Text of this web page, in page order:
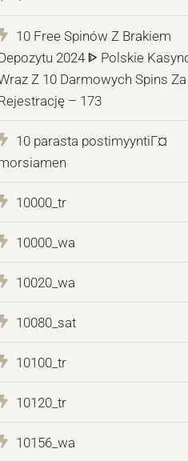
10 Free Spinów Z Brakiem
2024 ᐈ Polskie
Z 10 Darmowych Spins Za
– 173
10 parasta postimyyntiГ¤
10000_tr
10000_wa
10020_wa
10080_sat
10100_tr
10120_tr
10156_wa